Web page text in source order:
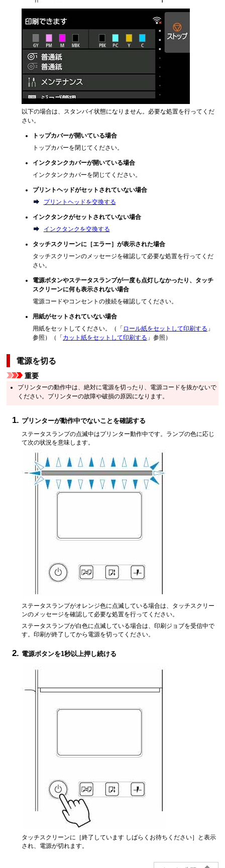
以下の場合は、スタンバイ状態になりません。必要な処置を行ってくだ
さい。
トップカバーが開いている場合
トップカバーを閉じてください。
インクタンクカバーが開いている場合
インクタンクカバーを閉じてください。
プリントヘッドがセットされていない場合
プリントヘッドを交換する
インクタンクがセットされていない場合
インクタンクを交換する
タッチスクリーンに［エラー］が表示された場合
タッチスクリーンのメッセージを確認して必要な処置を行ってくだ
さい。
電源ボタンやステータスランプが一度も点灯しなかったり、 タッチ
スクリーンに何も表示されない場合
電源コードやコンセントの接続を確認してください。
用紙がセットされていない場合
用紙をセットしてください。（「 ロール紙をセットして印刷する 」
参照）（「カット紙をセットして印刷する 」参照）
電源を切る
重要
プリンターの動作中は、絶対に電源を切ったり、電源コードを抜かないで
ください。プリンターの故障や破損の原因になります。
プリンターが動作中でないことを確認する
ステータス ランプの点滅中はプリンター動作中です。ランプの色に応じ
て次の状況を意味します。
ステータス ランプがオレンジ色に点滅している場合は、 タッチスクリー
ンのメッセージを確認して必要な処置を行ってください。
ステータス ランプが白色に点滅している場合は、印刷ジョブを受信中で
す。印刷が終了してから電源を切ってください。
電源ボタンを1秒以上押し続ける
タッチスクリーンに［終了しています しばらくお待ちください］と表示
され、電源が切れます。